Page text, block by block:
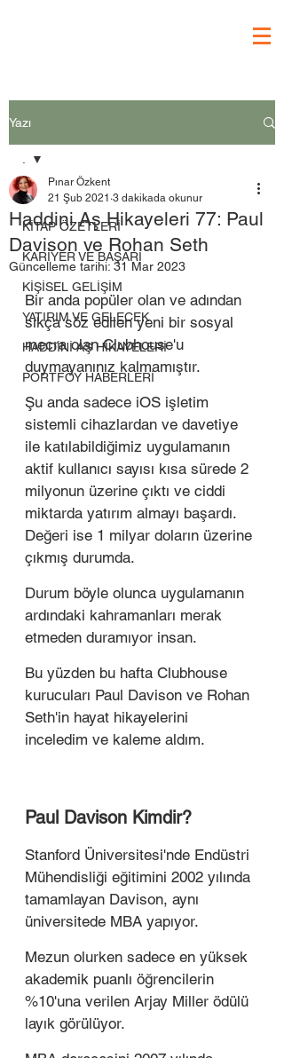
Yazı
.
KİTAP ÖZETLERİ
KARİYER VE BAŞARI
KİŞİSEL GELİŞİM
YATIRIM VE GELECEK
HADDİNİ AŞ HİKAYELERİ
PORTFÖY HABERLERİ
Haddini Aş Hikayeleri 77: Paul
Davison ve Rohan Seth
Pınar Özkent
21 Şub 2021 3 dakikada okunur
Güncelleme tarihi: 31 Mar 2023
Bir anda popüler olan ve adından
sıkça söz edilen yeni bir sosyal
mecra olan Clubhouse'u
duymayanınız kalmamıştır.
Şu anda sadece iOS işletim
sistemli cihazlardan ve davetiye
ile katılabildiğimiz uygulamanın
aktif kullanıcı sayısı kısa sürede 2
milyonun üzerine çıktı ve ciddi
miktarda yatırım almayı başardı.
Değeri ise 1 milyar doların üzerine
çıkmış durumda.
Durum böyle olunca uygulamanın
ardındaki kahramanları merak
etmeden duramıyor insan.
Bu yüzden bu hafta Clubhouse
kurucuları Paul Davison ve Rohan
Seth'in hayat hikayelerini
inceledim ve kaleme aldım.
Paul Davison Kimdir?
Stanford Üniversitesi'nde Endüstri
Mühendisliği eğitimini 2002 yılında
tamamlayan Davison, aynı
üniversitede MBA yapıyor.
Mezun olurken sadece en yüksek
akademik puanlı öğrencilerin
%10'una verilen Arjay Miller ödülü
layık görülüyor.